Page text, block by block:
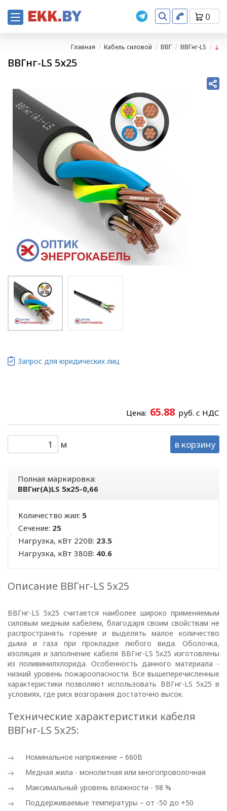
0
Главная Кабель силовой ВВГ ВВГнг-LS
ВВГнг-LS 5х25
Полная маркировка:
ВВГнг(А)LS 5х25-0,66
Количество жил: 5
Сечение: 25
Нагрузка, кВт 220В: 23.5
Нагрузка, кВт 380В: 40.6
Цена: 65.88 руб. с НДС
м в корзину
Запрос для юридических лиц
Описание ВВГнг-LS 5х25
ВВГнг-LS 5х25 считается наиболее широко применяемым
силовым медным кабелем, благодаря своим свойствам не
распространять горение и выделять малое количество
дыма и газа при прокладке любого вида. Оболочка,
изоляция и заполнение кабеля ВВГнг-LS 5х25 изготовлены
из поливинилхлорида. Особенность данного материала -
низкий уровень пожароопасности. Все вышеперечисленные
характеристики позволяют использовать ВВГнг-LS 5х25 в
условиях, где риск возгорания достаточно высок.
Технические характеристики кабеля
ВВГнг-LS 5х25:
Номинальное напряжение – 660В
Медная жила - монолитная или многопроволочная
Максимальный уровень влажности - 98 %
Поддерживаемые температуры – от -50 до +50
ПОЛИТИКА
ОПЕРАТОРА
В
отношении
обработки
персональных
данных
Общество с ограниченной
ответственностью
«ОПТИКЭНЕРГОКАБЕЛЬ»